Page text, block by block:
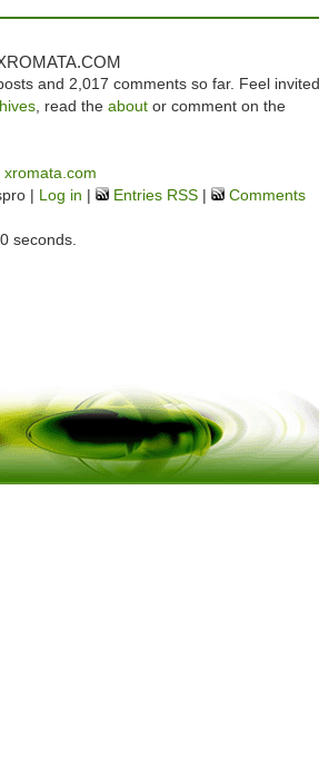
and 2,017 comments so far. Feel invited
, read the about or comment on the
xromata.com
| Log in | Entries RSS |
Comments
seconds.